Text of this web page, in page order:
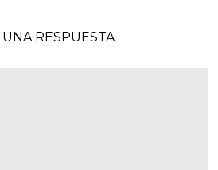
UNA RESPUESTA